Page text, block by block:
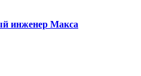
инженер Макса